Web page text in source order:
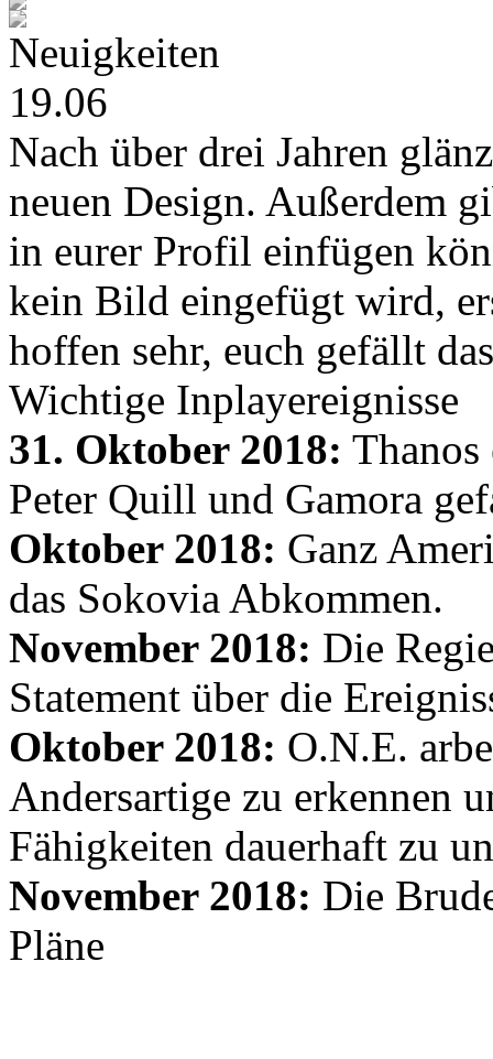
Neuigkeiten
19.06
Nach über drei Jahren
neuen Design. Außerdem
in eurer Profil einfügen
kein Bild eingefügt wird,
hoffen sehr, euch gefällt
Wichtige Inplayereignisse
31. Oktober 2018:
Peter Quill und Gamora
Oktober 2018: Ganz
das Sokovia Abkommen.
November 2018: Die
Statement über die
Oktober 2018: O.N.E.
Andersartige zu erkennen
Fähigkeiten dauerhaft zu
November 2018: Die
Pläne